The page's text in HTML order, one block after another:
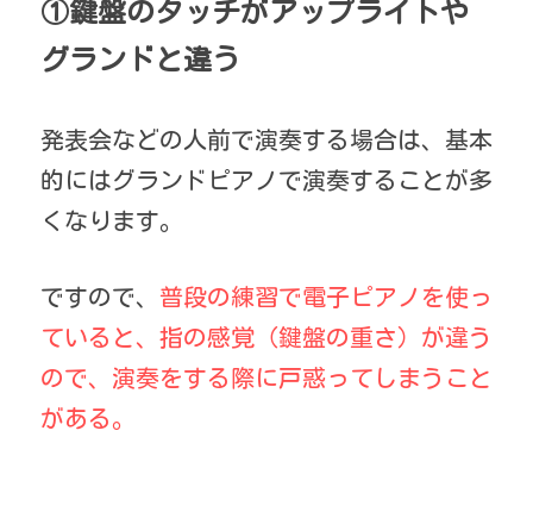
①鍵盤のタッチがアップライトや
グランドと違う
発表会などの人前で演奏する場合は、基本
的にはグランドピアノで演奏することが多
くなります。
ですので、 普段の練習で電子ピアノを使っ
ていると、指の感覚（鍵盤の重さ）が違う
ので、演奏をする際に戸惑ってしまうこと
がある。